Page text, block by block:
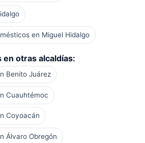
en Miguel Hidalgo
en otras alcaldías:
Benito Juárez
Cuauhtémoc
Coyoacán
Álvaro Obregón